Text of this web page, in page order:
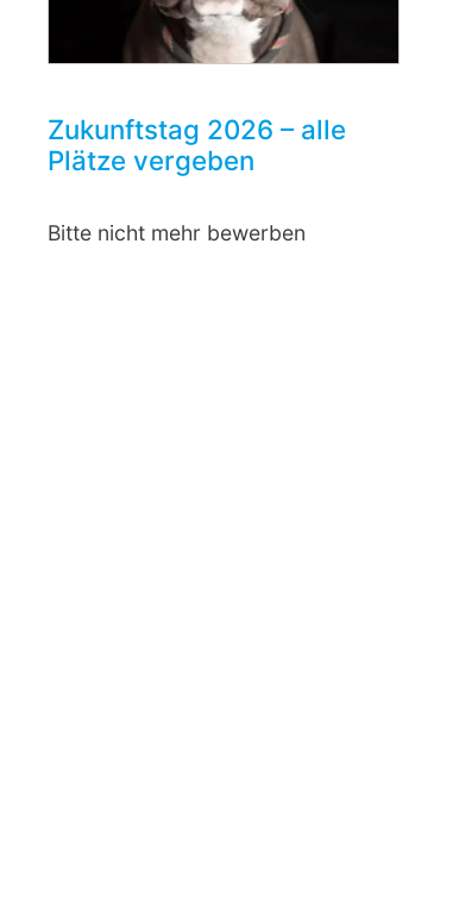
Zukunftstag 2026 – alle
Plätze vergeben
Bitte nicht mehr bewerben